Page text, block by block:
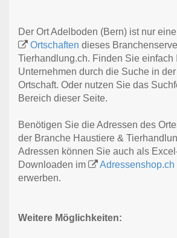
Der Ort Adelboden (Bern) ist nur
Ortschaften dieses
Tierhandlung.ch. Finden Sie einfach
Unternehmen durch die Suche in
Ortschaft. Oder nutzen Sie das
Bereich dieser Seite.
Benötigen Sie die Adressen des
der Branche Haustiere &
Adressen können Sie auch als
Downloaden im
Adressenshop.ch
erwerben.
Weitere Möglichkeiten: